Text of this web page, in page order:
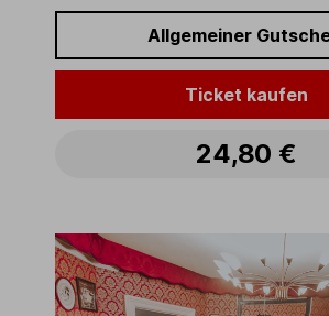
Allgemeiner
Ticket kaufen
24,80 €